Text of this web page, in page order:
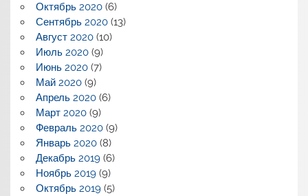
Октябрь 2020(6)
Сентябрь 2020(13)
Август 2020(10)
Июль 2020(9)
Июнь 2020(7)
Май 2020(9)
Апрель 2020(6)
Март 2020(9)
Февраль 2020(9)
Январь 2020(8)
Декабрь 2019(6)
Ноябрь 2019(9)
Октябрь 2019(5)